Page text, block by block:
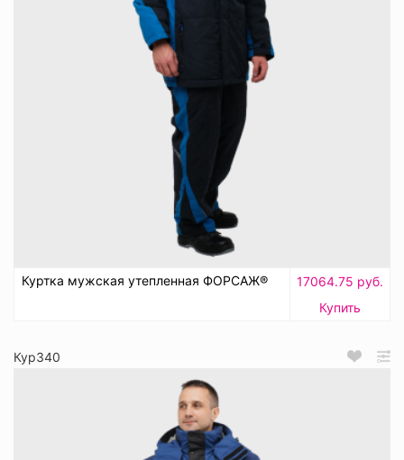
Куртка мужская утепленная ФОРСАЖ®
17064.75 руб.
Купить
Кур340